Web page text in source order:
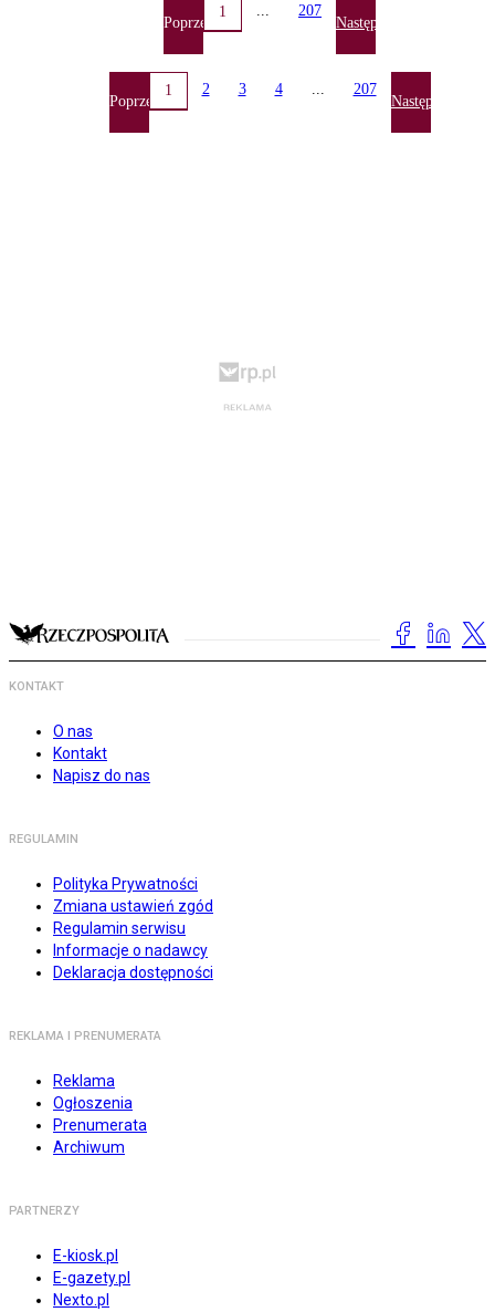
Poprzednia
1 207
Następna
Poprzednia
1 2 3 4 207
Następna
KONTAKT
O nas
Kontakt
Napisz do nas
REGULAMIN
Polityka Prywatności
Zmiana ustawień zgód
Regulamin serwisu
Informacje o nadawcy
Deklaracja dostępności
REKLAMA I PRENUMERATA
Reklama
Ogłoszenia
Prenumerata
Archiwum
PARTNERZY
E-kiosk.pl
E-gazety.pl
Nexto.pl